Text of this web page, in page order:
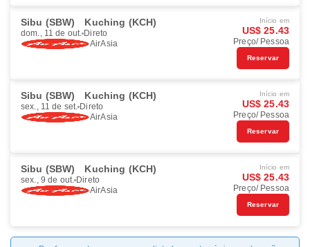
Sibu (SBW) Kuching (KCH)
dom., 11 de out. Direto
AirAsia
Início em
US$ 25.43
Preço/ Pessoa
Reservar
Sibu (SBW) Kuching (KCH)
sex., 11 de set. Direto
AirAsia
Início em
US$ 25.43
Preço/ Pessoa
Reservar
Sibu (SBW) Kuching (KCH)
sex., 9 de out. Direto
AirAsia
Início em
US$ 25.43
Preço/ Pessoa
Reservar